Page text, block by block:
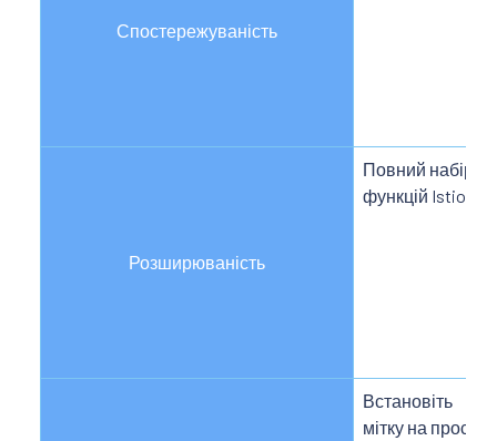
Спостережуваність
Розширюваність
Повний набір
функцій Istio
Встановіть
мітку на простір